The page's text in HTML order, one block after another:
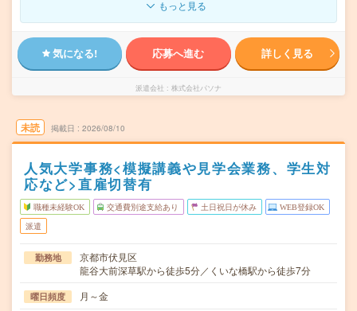
もっと見る
気になる! 応募へ進む 詳しく見る
派遣会社 株式会社パソナ
未読 掲載日 2026/08/10
人気大学事務<模擬講義や見学会業務、学生対
応など>直雇切替有
職種未経験OK 交通費別途支給あり 土日祝日が休み WEB登録OK
派遣
勤務地
京都市伏見区
龍谷大前深草駅から徒歩5分／くいな橋駅から徒歩7分
曜日頻度 月～金